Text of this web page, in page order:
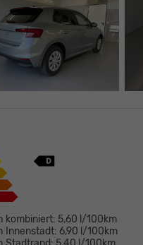
kombiniert: 5,60 l/100km
Innenstadt: 6,90 l/100km